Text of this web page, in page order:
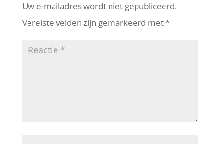
Uw e-mailadres wordt niet gepubliceerd.
Vereiste velden zijn gemarkeerd met*